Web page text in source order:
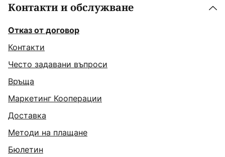
Контакти и обслужване
Отказ от договор
Контакти
Често задавани въпроси
Връща
Маркетинг Кооперации
Доставка
Методи на плащане
Бюлетин